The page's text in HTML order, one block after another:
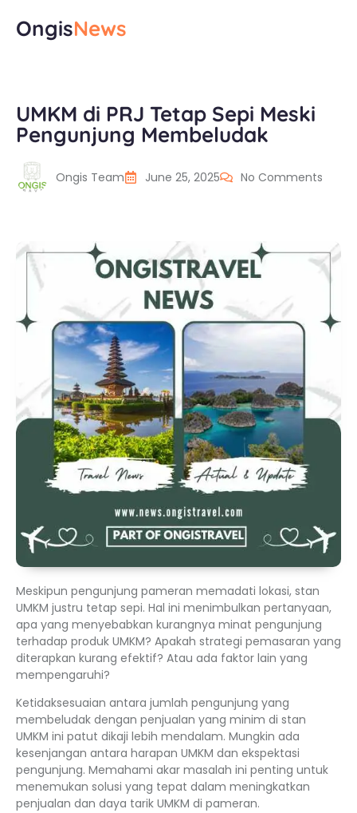
OngisNews
UMKM di PRJ Tetap Sepi Meski
Pengunjung Membeludak
Ongis Team June 25, 2025 No Comments
Meskipun pengunjung pameran memadati lokasi, stan
UMKM justru tetap sepi. Hal ini menimbulkan pertanyaan,
apa yang menyebabkan kurangnya minat pengunjung
terhadap produk UMKM? Apakah strategi pemasaran yang
diterapkan kurang efektif? Atau ada faktor lain yang
mempengaruhi?
Ketidaksesuaian antara jumlah pengunjung yang
membeludak dengan penjualan yang minim di stan
UMKM ini patut dikaji lebih mendalam. Mungkin ada
kesenjangan antara harapan UMKM dan ekspektasi
pengunjung. Memahami akar masalah ini penting untuk
menemukan solusi yang tepat dalam meningkatkan
penjualan dan daya tarik UMKM di pameran.